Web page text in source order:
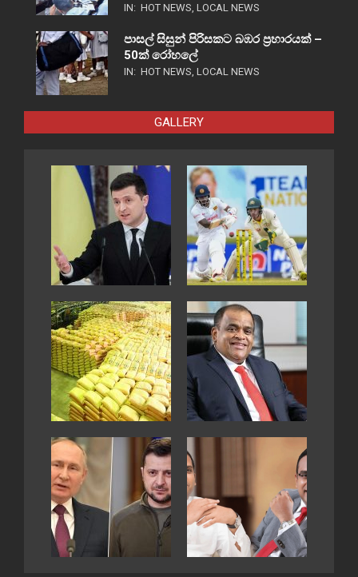
IN: HOT NEWS, LOCAL NEWS
පාසල් සිසුන් පිරිසකට බඹර ප්‍රහාරයක් –
50ක් රෝහලේ
IN: HOT NEWS, LOCAL NEWS
GALLERY